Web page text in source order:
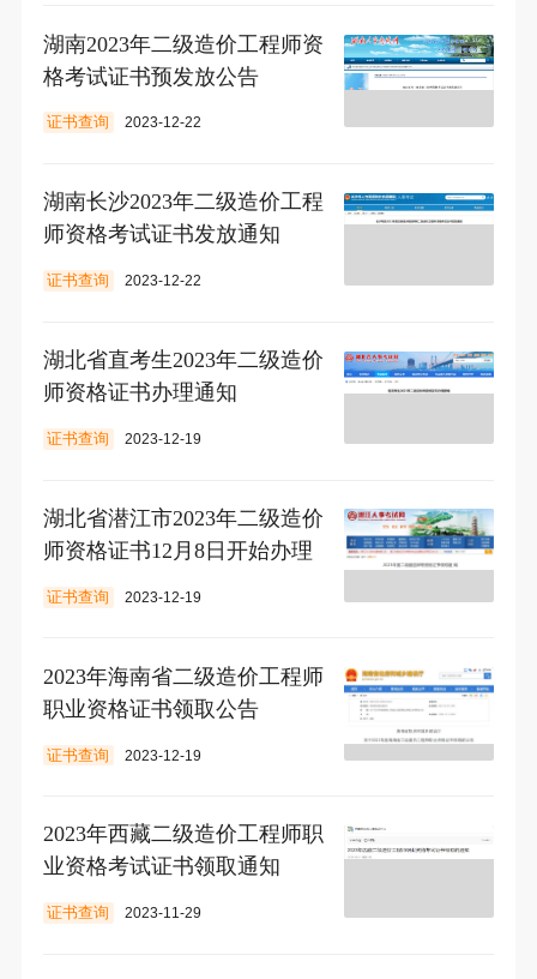
湖南2023年二级造价工程师资
格考试证书预发放公告
证书查询 2023-12-22
湖南长沙2023年二级造价工程
师资格考试证书发放通知
证书查询 2023-12-22
湖北省直考生2023年二级造价
师资格证书办理通知
证书查询 2023-12-19
湖北省潜江市2023年二级造价
师资格证书12月8日开始办理
证书查询 2023-12-19
2023年海南省二级造价工程师
职业资格证书领取公告
证书查询 2023-12-19
2023年西藏二级造价工程师职
业资格考试证书领取通知
证书查询 2023-11-29